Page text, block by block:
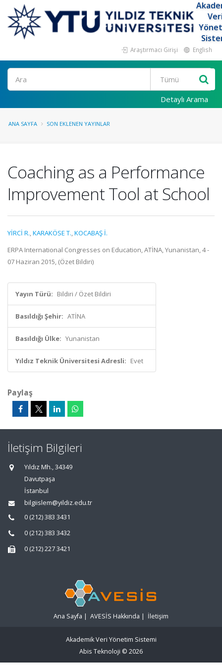
Araştırmacı Girişi English
Ara
Detaylı Arama
ANA SAYFA SON EKLENEN YAYINLAR
Coaching as a Performance
Improvement Tool at School
YİRCİ R.,KARAKÖSE T.,KOCABAŞ İ.
ERPA International Congresses on Education, ATİNA, Yunanistan, 4 -
07 Haziran 2015, (Özet Bildiri)
Yayın Türü: Bildiri / Özet Bildiri
Basıldığı Şehir: ATİNA
Basıldığı Ülke: Yunanistan
Yıldız Teknik Üniversitesi Adresli: Evet
Paylaş
İletişim Bilgileri
Yıldız Mh., 34349
Davutpaşa
İstanbul
bilgiislem@yildiz.edu.tr
0 (212) 383 3431
0 (212) 383 3432
0 (212) 227 3421
Ana Sayfa | AVESİS Hakkında | İletişim
Akademik Veri Yönetim Sistemi
Abis Teknoloji © 2026